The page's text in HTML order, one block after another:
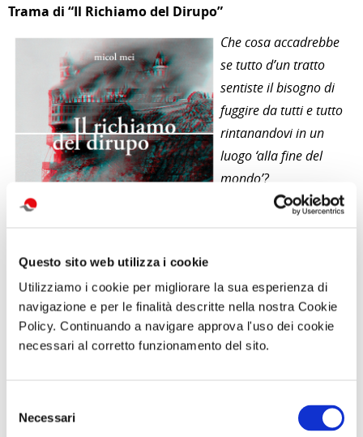
Questo sito web utilizza i cookie
Utilizziamo i cookie per migliorare la sua esperienza di
navigazione e per le finalità descritte nella nostra Cookie
Policy. Continuando a navigare approva l'uso dei cookie
necessari al corretto funzionamento del sito.
delNecessari
Trama di “Il Richiamo del Dirupo”
Che cosa accadrebbe
se tutto d’un tratto
sentiste il bisogno di
fuggire da tutti e tutto
rintanandovi in un
luogo ‘alla fine del
mondo’?
E se questo luogo si
costruita sopra di una
scogliera a picco sul
nulla?
sebbene per ragioni totalmente diverse dalle vostre?
E se il proprietario di questa bizzarra costruzione risultasse